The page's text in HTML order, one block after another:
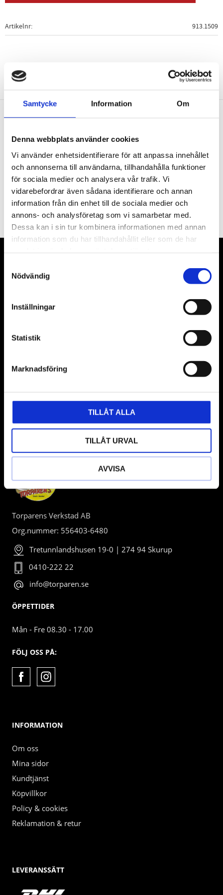
Samtycke Information Om
Denna webbplats använder cookies
Vi använder enhetsidentifierare för att anpassa innehållet
och annonserna till användarna, tillhandahålla funktioner
för sociala medier och analysera vår trafik. Vi
vidarebefordrar även sådana identifierare och annan
information från din enhet till de sociala medier och
annons- och analysföretag som vi samarbetar med.
Dessa kan i sin tur kombinera informationen med annan
information som du har tillhandahållit eller som de har
Nödvändig
Inställningar
Statistik
Marknadsföring
TILLÅT ALLA
TILLÅT URVAL
AVVISA
Artikelnr 913.1509
Nyhetsbrev
PRENUMERERA
Dina personuppgifter behandlas i enlighet med vårintegritetspolicy
Våra främsta leverantörer är KS Tools verktyg, ATH billyftar
& däckmaskiner och Master luftmaskiner. Kontakta oss
gärna om vad som helst då vi gör vårt yttersta för att hjälpa
Torparens Verkstad AB
Org.nummer: 556403-6480
Tretunnlandshusen 19-0 | 274 94 Skurup
0410-222 22
info@torparen.se
ÖPPETTIDER
Mån - Fre 08.30 - 17.00
FÖLJ OSS PÅ:
INFORMATION
Om oss
Mina sidor
Kundtjänst
Köpvillkor
Policy & cookies
Reklamation & retur
LEVERANSSÄTT